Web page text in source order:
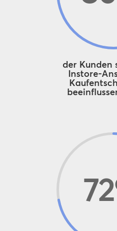
der Kunden
Instore-
72